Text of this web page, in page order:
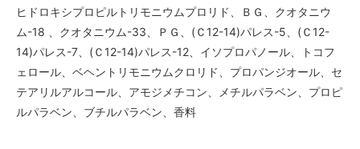
ヒドロキシプロピルトリモニウムプロリド、ＢＧ、クオタニウ
ム-18 、クオタニウム-33、ＰＧ、(Ｃ12-14)パレス-5、(Ｃ12-
14)パレス-7、(Ｃ12-14)パレス-12、イソプロパノール、トコフ
ェロール、ベヘントリモニウムクロリド、プロパンジオール、セ
テアリルアルコール、アモジメチコン、メチルパラベン、プロピ
ルパラベン、ブチルパラベン、香料